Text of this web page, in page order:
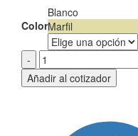
Color
Blanco
Marfil
Vulcano
con
Interruptor
Añadir al cotizador